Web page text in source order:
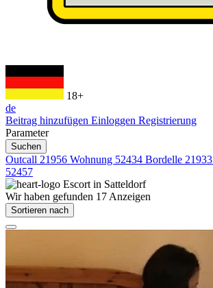
18+
de
Beitrag hinzufügen Einloggen Registrierung
Parameter
Suchen
Outcall 21956 Wohnung 52434 Bordelle 21933
52457
Escort in Satteldorf
Wir haben gefunden 17 Anzeigen
Sortieren nach